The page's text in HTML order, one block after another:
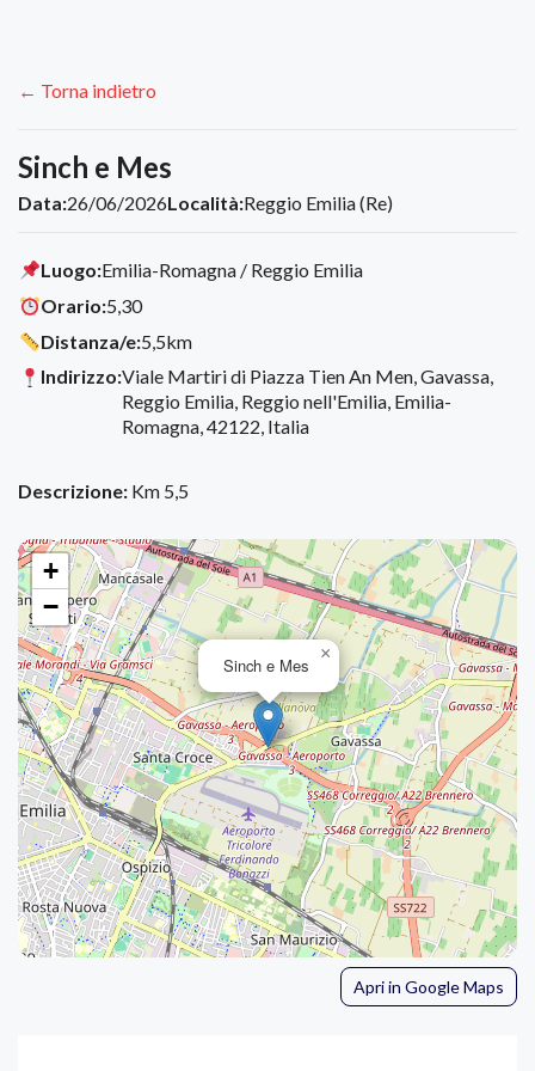
← Torna indietro
Sinch e Mes
Data:26/06/2026Località:Reggio Emilia (Re)
Luogo:Emilia-Romagna / Reggio Emilia
Orario:5,30
Distanza/e:5,5km
Indirizzo:Viale Martiri di Piazza Tien An Men, Gavassa,
Reggio Emilia, Reggio nell'Emilia, Emilia-
Romagna, 42122, Italia
Descrizione: Km 5,5
Sinch e Mes
×
+
−
Apri in Google Maps